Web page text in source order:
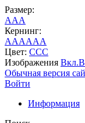
Размер:
AAA
Кернинг:
AAAAAA
Цвет: CCC
Изображения Вкл.
Обычная версия
Войти
Информация